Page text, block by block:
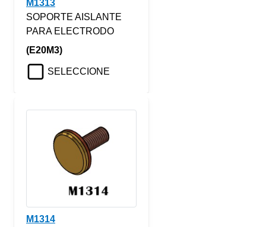
M1313
SOPORTE AISLANTE
PARA ELECTRODO
(E20M3)
SELECCIONE
M1314